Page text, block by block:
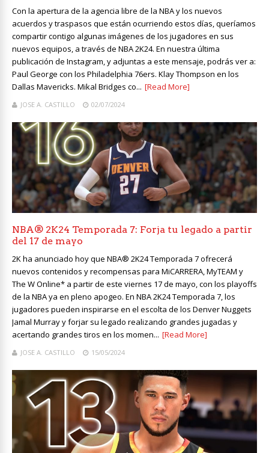
Con la apertura de la agencia libre de la NBA y los nuevos
acuerdos y traspasos que están ocurriendo estos días, queríamos
compartir contigo algunas imágenes de los jugadores en sus
nuevos equipos, a través de NBA 2K24. En nuestra última
publicación de Instagram, y adjuntas a este mensaje, podrás ver a:
Paul George con los Philadelphia 76ers. Klay Thompson en los
Dallas Mavericks. Mikal Bridges co... [Read More]
JOSE A. CASTILLO 02/07/2024
NBA® 2K24 Temporada 7: Forja tu legado a partir
del 17 de mayo
2K ha anunciado hoy que NBA® 2K24 Temporada 7 ofrecerá
nuevos contenidos y recompensas para MiCARRERA, MyTEAM y
The W Online* a partir de este viernes 17 de mayo, con los playoffs
de la NBA ya en pleno apogeo. En NBA 2K24 Temporada 7, los
jugadores pueden inspirarse en el escolta de los Denver Nuggets
Jamal Murray y forjar su legado realizando grandes jugadas y
acertando grandes tiros en los momen... [Read More]
JOSE A. CASTILLO 15/05/2024